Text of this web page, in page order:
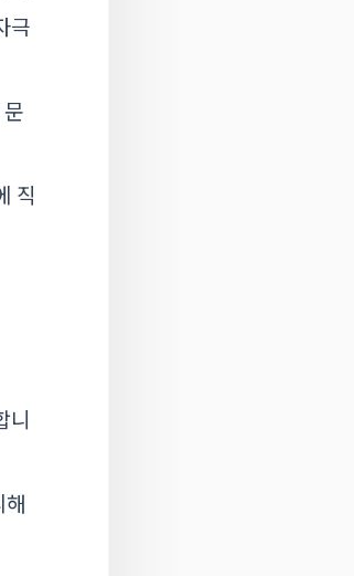
극
직
니
해